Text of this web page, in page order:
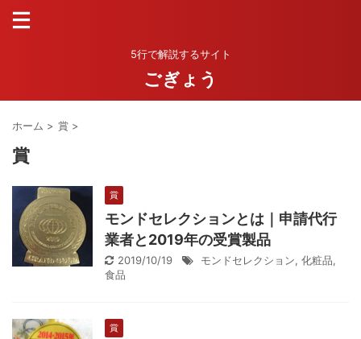
5行で解説するサイト
ごぎょう
ホーム > 賞 >
賞
賞
モンドセレクションとは｜申請代行
業者と2019年の受賞製品
2019/10/19 モンドセレクション, 化粧品,
食品
賞